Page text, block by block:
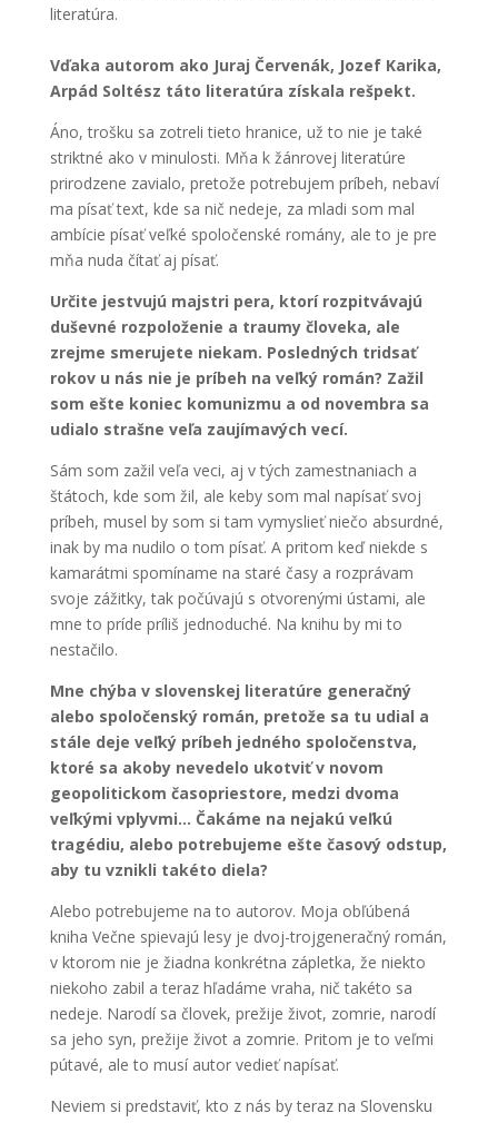
literatúra.
Vďaka autorom ako Juraj Červenák, Jozef Karika,
Arpád Soltész táto literatúra získala rešpekt.
Áno, trošku sa zotreli tieto hranice, už to nie je také
striktné ako v minulosti. Mňa k žánrovej literatúre
prirodzene zavialo, pretože potrebujem príbeh, nebaví
ma písať text, kde sa nič nedeje, za mladi som mal
ambície písať veľké spoločenské romány, ale to je pre
mňa nuda čítať aj písať.
Určite jestvujú majstri pera, ktorí rozpitvávajú
duševné rozpoloženie a traumy človeka, ale
zrejme smerujete niekam. Posledných tridsať
rokov u nás nie je príbeh na veľký román? Zažil
som ešte koniec komunizmu a od novembra sa
udialo strašne veľa zaujímavých vecí.
Sám som zažil veľa veci, aj v tých zamestnaniach a
štátoch, kde som žil, ale keby som mal napísať svoj
príbeh, musel by som si tam vymyslieť niečo absurdné,
inak by ma nudilo o tom písať. A pritom keď niekde s
kamarátmi spomíname na staré časy a rozprávam
svoje zážitky, tak počúvajú s otvorenými ústami, ale
mne to príde príliš jednoduché. Na knihu by mi to
nestačilo.
Mne chýba v slovenskej literatúre generačný
alebo spoločenský román, pretože sa tu udial a
stále deje veľký príbeh jedného spoločenstva,
ktoré sa akoby nevedelo ukotviť v novom
geopolitickom časopriestore, medzi dvoma
veľkými vplyvmi… Čakáme na nejakú veľkú
tragédiu, alebo potrebujeme ešte časový odstup,
aby tu vznikli takéto diela?
Alebo potrebujeme na to autorov. Moja obľúbená
kniha Večne spievajú lesy je dvoj-trojgeneračný román,
v ktorom nie je žiadna konkrétna zápletka, že niekto
niekoho zabil a teraz hľadáme vraha, nič takéto sa
nedeje. Narodí sa človek, prežije život, zomrie, narodí
sa jeho syn, prežije život a zomrie. Pritom je to veľmi
pútavé, ale to musí autor vedieť napísať.
Neviem si predstaviť, kto z nás by teraz na Slovensku